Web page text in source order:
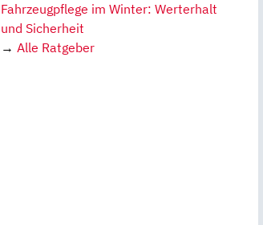
Fahrzeugpflege im Winter: Werterhalt
und Sicherheit
→ Alle Ratgeber